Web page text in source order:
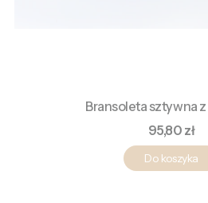
Bransoleta sztywna
Cena
95,80 zł
Do koszyka